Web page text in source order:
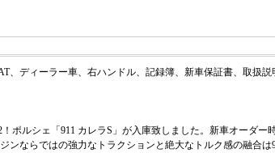
、ディーラー車、右ハンドル、記録簿、新車保証書、取扱
ポルシェ「911 カレラS」が入庫致しました。新車オーダー
ンならではの強力なトラクションと絶大なトルク感の融合は